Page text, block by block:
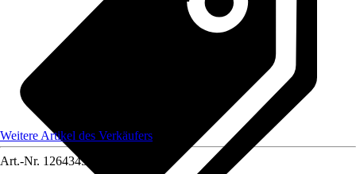
Weitere Artikel des Verkäufers
Art.-Nr. 12643458